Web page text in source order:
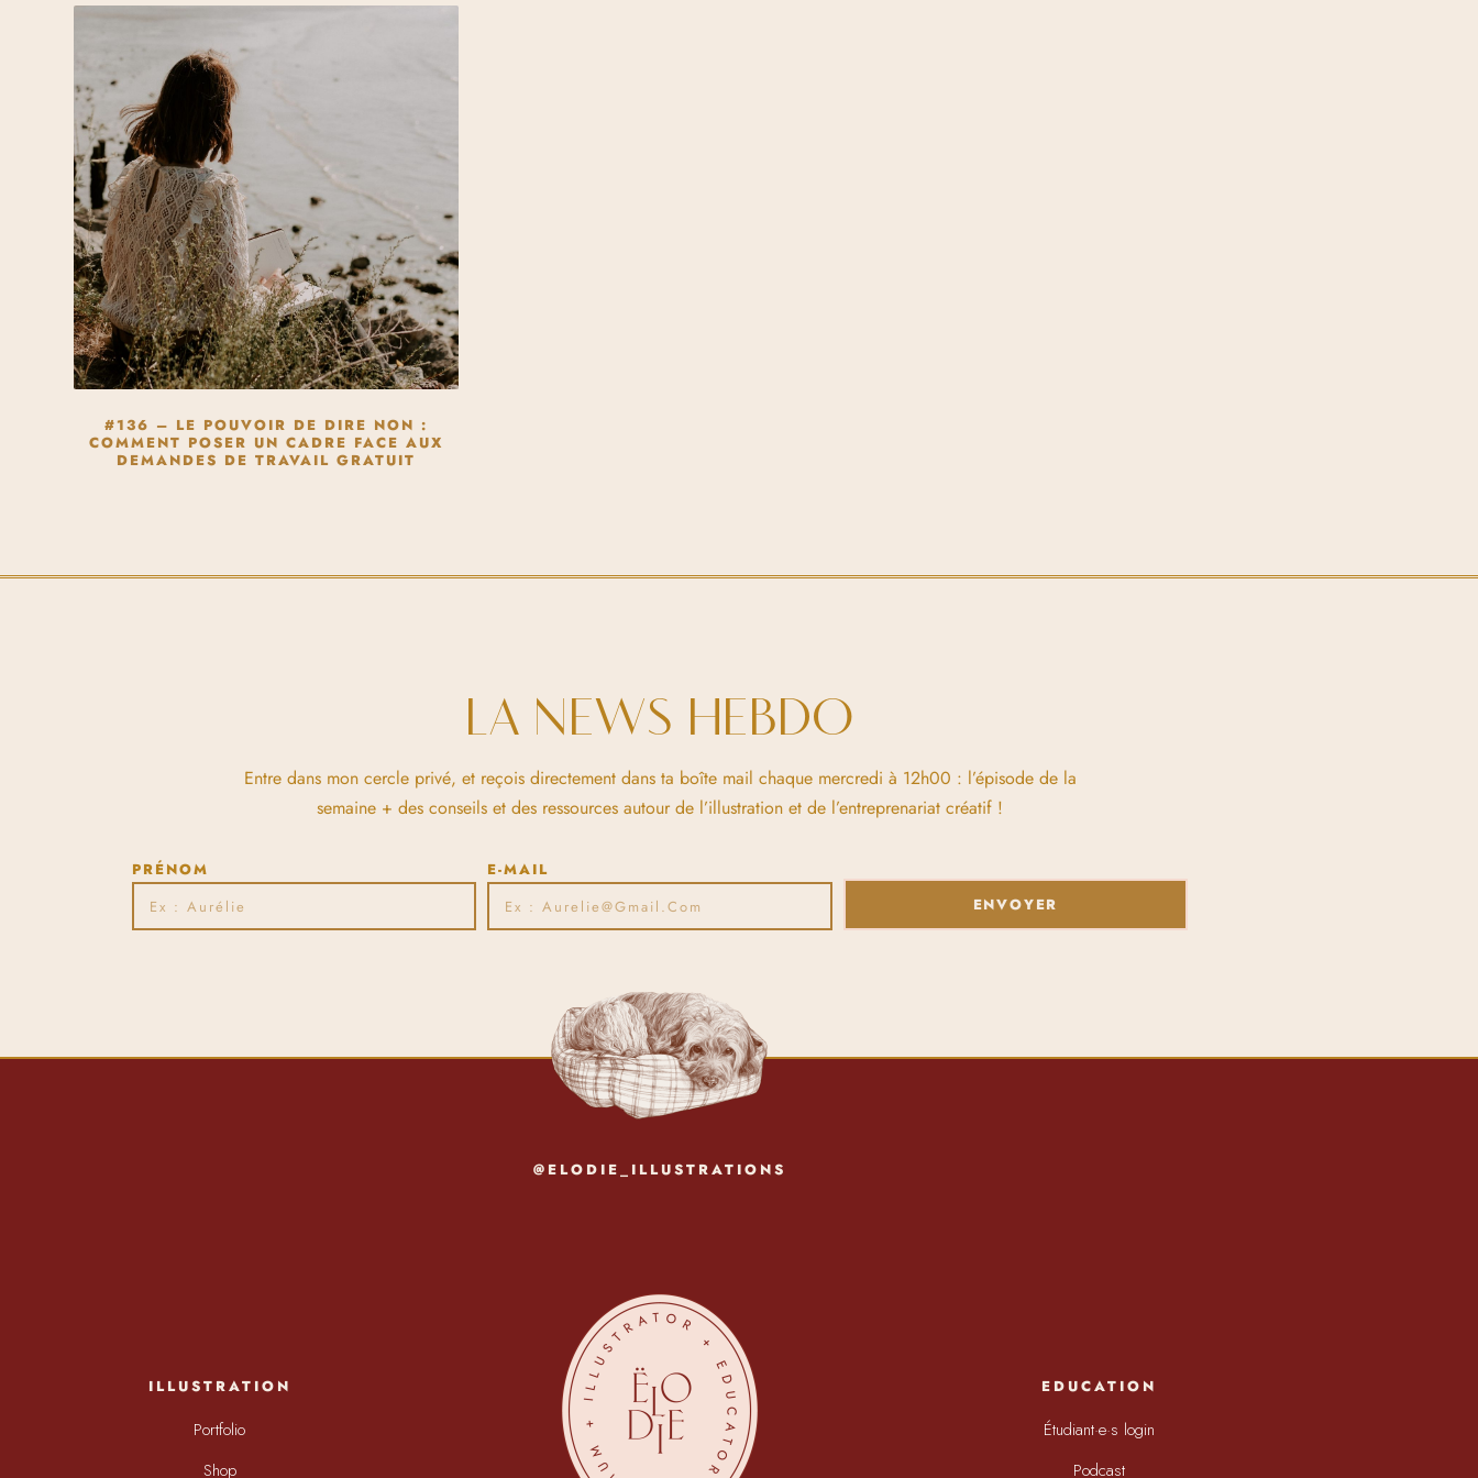
#136 – LE POUVOIR DE DIRE NON :
COMMENT POSER UN CADRE FACE AUX
DEMANDES DE TRAVAIL GRATUIT
LA NEWS HEBDO
Entre dans mon cercle privé, et reçois directement dans ta boîte mail chaque mercredi à 12h00 : l’épisode de la
semaine + des conseils et des ressources autour de l’illustration et de l’entreprenariat créatif !
PRÉNOM
E-MAIL
ENVOYER
@ELODIE_ILLUSTRATIONS
ILLUSTRATION
Portfolio
Shop
EDUCATION
Étudiant·e·s login
Podcast